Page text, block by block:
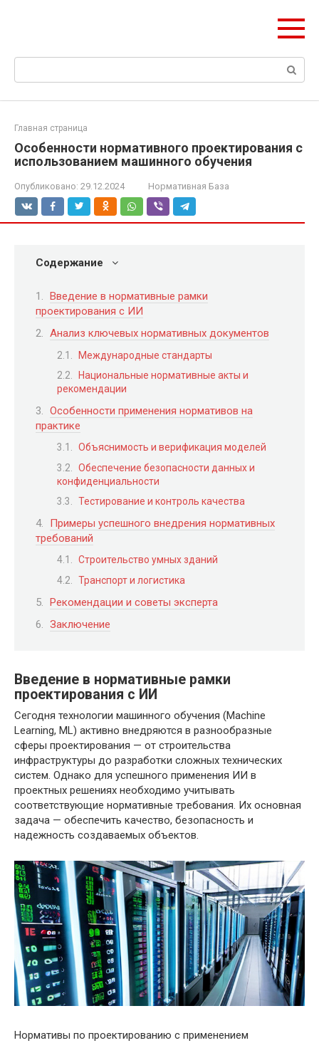
Поиск:
Главная страница
Особенности нормативного проектирования с
использованием машинного обучения
Опубликовано: 29.12.2024 Нормативная База
Содержание
Введение в нормативные рамки
проектирования с ИИ
Анализ ключевых нормативных документов
Международные стандарты
Национальные нормативные акты и
рекомендации
Особенности применения нормативов на
практике
Объяснимость и верификация моделей
Обеспечение безопасности данных и
конфиденциальности
Тестирование и контроль качества
Примеры успешного внедрения нормативных
требований
Строительство умных зданий
Транспорт и логистика
Рекомендации и советы экспертa
Заключение
Введение в нормативные рамки
проектирования с ИИ
Сегодня технологии машинного обучения (Machine
Learning, ML) активно внедряются в разнообразные
сферы проектирования — от строительства
инфраструктуры до разработки сложных технических
систем. Однако для успешного применения ИИ в
проектных решениях необходимо учитывать
соответствующие нормативные требования. Их основная
задача — обеспечить качество, безопасность и
надежность создаваемых объектов.
Нормативы по проектированию с применением